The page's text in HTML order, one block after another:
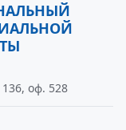
оф. 528